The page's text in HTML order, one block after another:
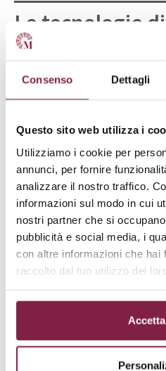
Consenso Dettagli
Questo sito web utilizza i
Utilizziamo i cookie per
annunci, per fornire
analizzare il nostro traffico.
informazioni sul modo in cui
nostri partner che si
pubblicità e social media, i
con altre informazioni che hai
raccolto dal tuo utilizzo dei
Le tecnologie
servizio della
Scopri tutte le info sul Corso
Unipegaso Il Corso di
Didattiche al servizio della
rappresenta un’opportunità
strutturata su 3000 ore
percorso si svolge in
accesso continuo alle
di accoglienza
scolastico e